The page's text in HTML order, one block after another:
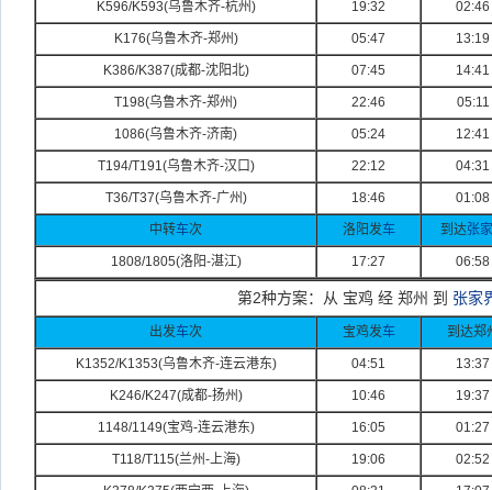
K596/K593(乌鲁木齐-杭州) 19:32 02:46
K176(乌鲁木齐-郑州) 05:47 13:19
K386/K387(成都-沈阳北) 07:45 14:41
T198(乌鲁木齐-郑州) 22:46 05:11
1086(乌鲁木齐-济南) 05:24 12:41
T194/T191(乌鲁木齐-汉口) 22:12 04:31
T36/T37(乌鲁木齐-广州) 18:46 01:08
中转车次 洛阳发车 到达张
1808/1805(洛阳-湛江) 17:27 06:58
第2种方案：从 宝鸡 经 郑州 到 张家
出发车次 宝鸡发车 到达郑
K1352/K1353(乌鲁木齐-连云港东) 04:51 13:37
K246/K247(成都-扬州) 10:46 19:37
1148/1149(宝鸡-连云港东) 16:05 01:27
T118/T115(兰州-上海) 19:06 02:52